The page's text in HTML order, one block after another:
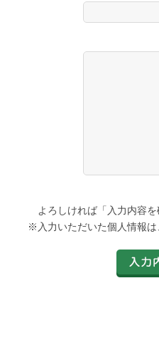
よろしければ「入力内容
※入力いただいた個人情報